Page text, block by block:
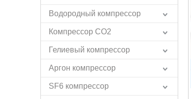
Водородный компрессор
Компрессор СО2
Гелиевый компрессор
Аргон компрессор
SF6 компрессор